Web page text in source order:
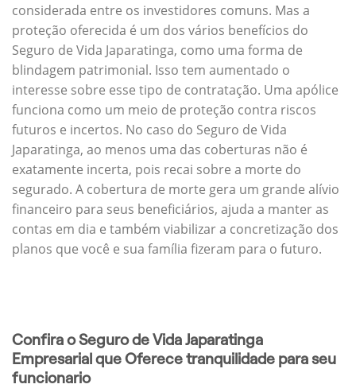
considerada entre os investidores comuns. Mas a
proteção oferecida é um dos vários benefícios do
Seguro de Vida Japaratinga, como uma forma de
blindagem patrimonial. Isso tem aumentado o
interesse sobre esse tipo de contratação. Uma apólice
funciona como um meio de proteção contra riscos
futuros e incertos. No caso do Seguro de Vida
Japaratinga, ao menos uma das coberturas não é
exatamente incerta, pois recai sobre a morte do
segurado. A cobertura de morte gera um grande alívio
financeiro para seus beneficiários, ajuda a manter as
contas em dia e também viabilizar a concretização dos
planos que você e sua família fizeram para o futuro.
Confira o Seguro de Vida Japaratinga
Empresarial que Oferece tranquilidade para seu
funcionario